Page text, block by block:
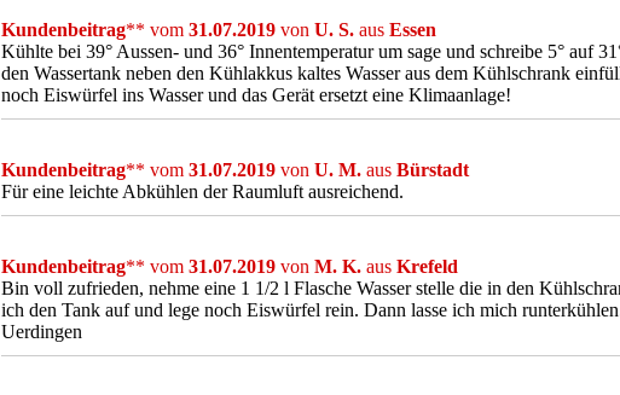
Kundenbeitrag** vom 31.07.2019 von U. S. aus Essen
Kühlte bei 39° Aussen- und 36° Innentemperatur um sage und schreibe 5° auf
den Wassertank neben den Kühlakkus kaltes Wasser aus dem Kühlschrank
noch Eiswürfel ins Wasser und das Gerät ersetzt eine Klimaanlage!
Kundenbeitrag** vom 31.07.2019 von U. M. aus Bürstadt
Für eine leichte Abkühlen der Raumluft ausreichend.
Kundenbeitrag** vom 31.07.2019 von M. K. aus Krefeld
Bin voll zufrieden, nehme eine 1 1/2 l Flasche Wasser stelle die in den
ich den Tank auf und lege noch Eiswürfel rein. Dann lasse ich mich
Uerdingen